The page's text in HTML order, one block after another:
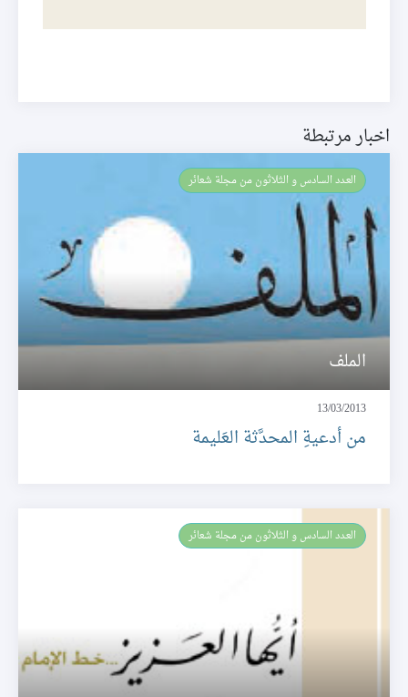
اخبار مرتبطة
العـدد السادس و الثلاثون من مجلة شعائر
الملف
13/03/2013
من أدعيةِ المحدَّثة العَليمة
العـدد السادس و الثلاثون من مجلة شعائر